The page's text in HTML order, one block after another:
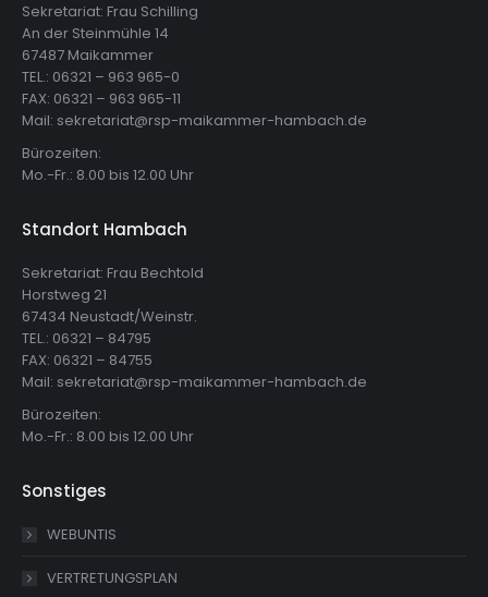
Sekretariat: Frau Schilling
An der Steinmühle 14
67487 Maikammer
TEL.: 06321 – 963 965-0
FAX: 06321 – 963 965-11
Mail: sekretariat@rsp-maikammer-hambach.de
Bürozeiten:
Mo.-Fr.: 8.00 bis 12.00 Uhr
Standort Hambach
Sekretariat: Frau Bechtold
Horstweg 21
67434 Neustadt/Weinstr.
TEL.: 06321 – 84795
FAX: 06321 – 84755
Mail: sekretariat@rsp-maikammer-hambach.de
Bürozeiten:
Mo.-Fr.: 8.00 bis 12.00 Uhr
Sonstiges
WEBUNTIS
VERTRETUNGSPLAN